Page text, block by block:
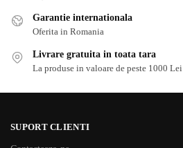
Garantie internationala
Oferita in Romania
Livrare gratuita in toata tara
La produse in valoare de peste 1000 Lei
SUPORT CLIENTI